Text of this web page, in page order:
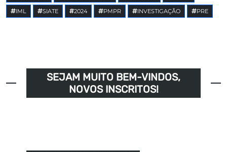
IML SIATE 2024 PMPR INVESTIGAÇÃO PRE
SEJAM MUITO BEM-VINDOS,
NOVOS INSCRITOS!